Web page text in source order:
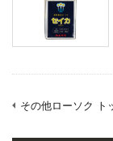
その他ローソク ト